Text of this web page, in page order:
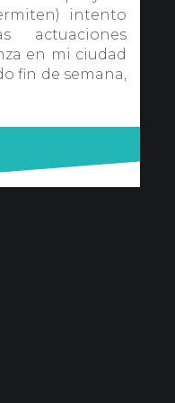
intento
en mi ciudad
fin de semana,